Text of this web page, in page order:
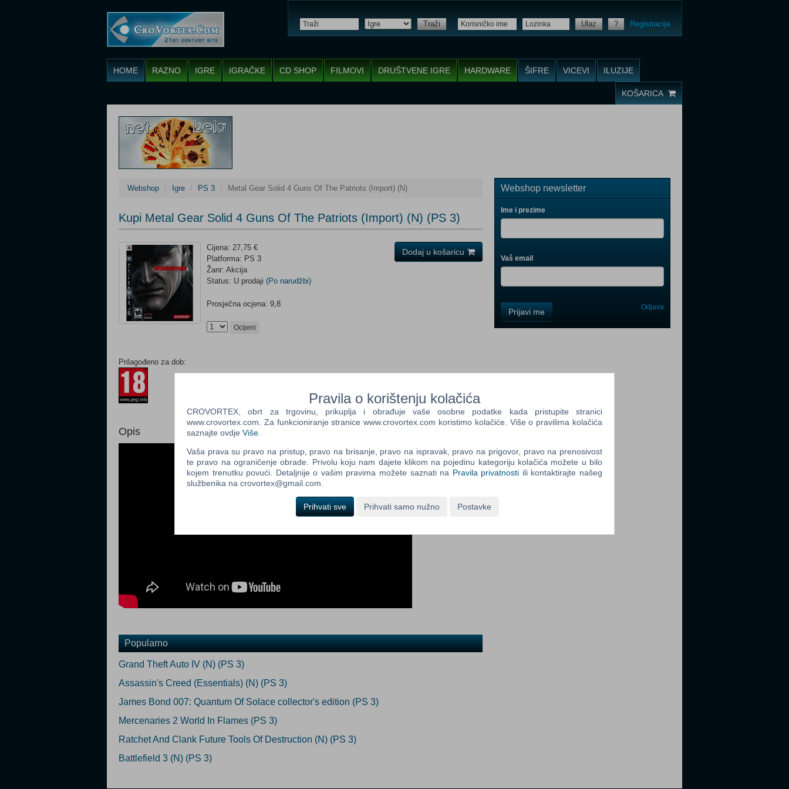
Traži Ulaz ? Registracija
HOME RAZNO IGRE IGRAČKE CD SHOP FILMOVI DRUŠTVENE IGRE HARDWARE ŠIFRE VICEVI ILUZIJE
KOŠARICA
Webshop Igre PS 3 Metal Gear Solid 4 Guns Of The Patriots (Import) (N)
Kupi Metal Gear Solid 4 Guns Of The Patriots (Import) (N) (PS 3)
Cijena: 27,75 €
Platforma: PS 3
Žanr: Akcija
Status: U prodaji (Po narudžbi)
Prosječna ocjena: 9,8
Ocijeni
Prilagođeno za dob:
Opis
Dodaj u košaricu
Popularno
Grand Theft Auto IV (N) (PS 3)
Assassin's Creed (Essentials) (N) (PS 3)
James Bond 007: Quantum Of Solace collector's edition (PS 3)
Mercenaries 2 World In Flames (PS 3)
Ratchet And Clank Future Tools Of Destruction (N) (PS 3)
Battlefield 3 (N) (PS 3)
Webshop newsletter
Ime i prezime
Vaš email
Field
One
Two
Newsletter
Control
Field
Prijavi me Odjava
Pravila o korištenju kolačića
CROVORTEX, obrt za trgovinu, prikuplja i obrađuje vaše osobne podatke kada pristupite stranici
www.crovortex.com. Za funkcioniranje stranice www.crovortex.com koristimo kolačiće. Više o pravilima kolačića
saznajte ovdje Više
Vaša prava su pravo na pristup, pravo na brisanje, pravo na ispravak, pravo na prigovor, pravo na prenosivost
te pravo na ograničenje obrade. Privolu koju nam dajete klikom na pojedinu kategoriju kolačića možete u bilo
kojem trenutku povući. Detaljnije o vašim pravima možete saznati na Pravila privatnosti ili kontaktirajte našeg
službenika na crovortex@gmail.com.
Prihvati sve Prihvati samo nužno Postavke